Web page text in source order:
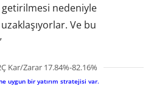
nedeniyle
Ve bu
Kar/Zarar 17.84%-82.16%
uygun bir yatırım stratejisi var.